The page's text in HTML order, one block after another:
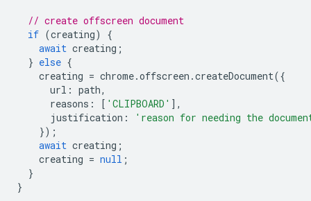
// create offscreen document
if (creating)
{
await creating ;
} else {
creating = chrome.offscreen .createDocument({
url : path,
reasons : [ 'CLIPBOARD' ],
justification :
'reason for needing the
});
await creating ;
creating = null ;
}
}